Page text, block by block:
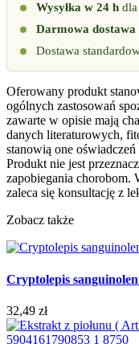
Wysyłka w 24 h
Darmowa dostawa
Dostawa
Oferowany produkt
ogólnych zastosowań
zawarte w opisie mają
danych literaturowych,
stanowią one
Produkt nie jest
zapobiegania
zaleca się konsultację z
Zobacz także
Cryptolepis
32,49 zł